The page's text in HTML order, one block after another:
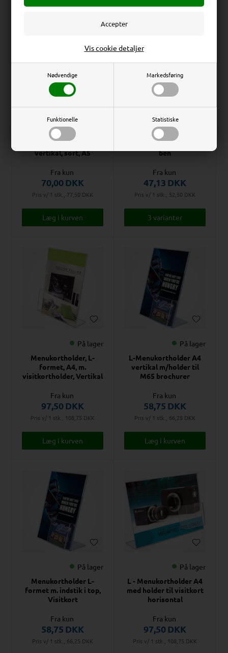
Nødvendige Markedsføring
Funktionelle Statistiske
Vis cookie detaljer
Rocket Menukortholder,
vertikal, sort, A5
Fra kun
70,00DKK
Pris v/ 1 stk., 77,50 DKK
Menukortholder med
ben
Fra kun
47,13 DKK
Pris v/ 1 stk., 52,50 DKK
3 varianter
På lager
Menukortholder, L-
formet, A4, m.
visitkortholder, Vertikal
Fra kun
97,50DKK
Pris v/ 1 stk., 108,75 DKK
På lager
L-Menukortholder A4
vertikal m/holder til
M65 brochurer
Fra kun
58,75 DKK
Pris v/ 1 stk., 66,25 DKK
På lager
Menukortholder L-
formet m. indstik i top,
Visitkort
Fra kun
58,75 DKK
Pris v/ 1 stk., 66,25 DKK
På lager
L - Menukortholder A4
med holder til visitkort
horisontal
Fra kun
97,50DKK
Pris v/ 1 stk., 108,75 DKK
Erhverv
Priser ekskl. moms
Privat
Priser inkl. moms